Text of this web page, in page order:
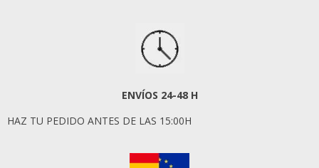
ENVÍOS 24-48 H
HAZ TU PEDIDO ANTES DE LAS 15:00H